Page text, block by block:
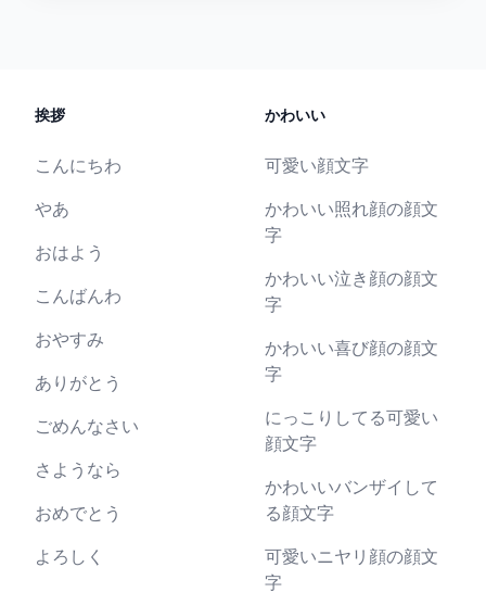
挨拶
こんにちわ
やあ
おはよう
こんばんわ
おやすみ
ありがとう
ごめんなさい
さようなら
おめでとう
よろしく
かわいい
可愛い顔文字
かわいい照れ顔の顔文
字
かわいい泣き顔の顔文
字
かわいい喜び顔の顔文
字
にっこりしてる可愛い
顔文字
かわいいバンザイして
る顔文字
可愛いニヤリ顔の顔文
字